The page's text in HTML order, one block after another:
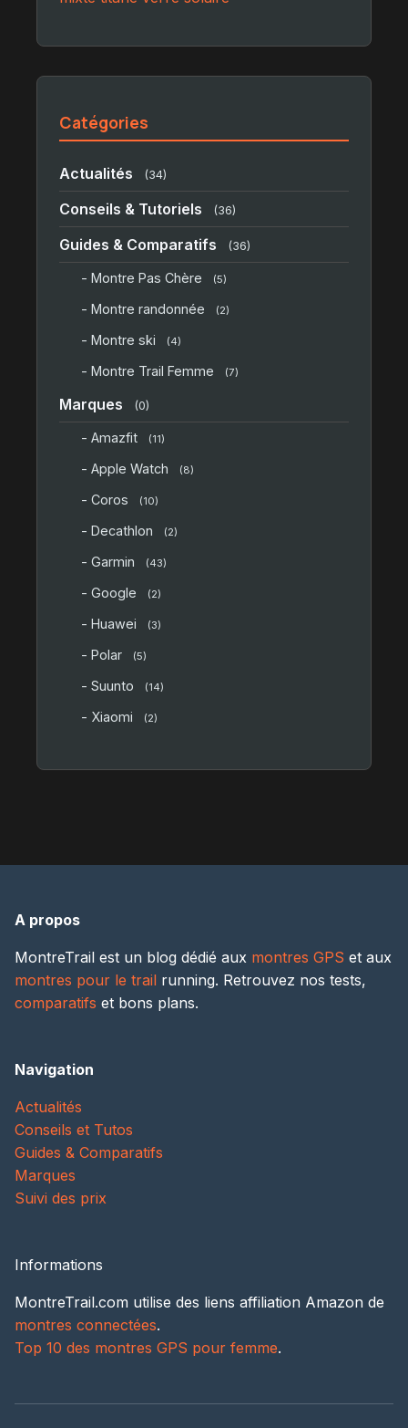
Catégories
Actualités (34)
Conseils & Tutoriels (36)
Guides & Comparatifs (36)
- Montre Pas Chère (5)
- Montre randonnée (2)
- Montre ski (4)
- Montre Trail Femme (7)
Marques (0)
- Amazfit (11)
- Apple Watch (8)
- Coros (10)
- Decathlon (2)
- Garmin (43)
- Google (2)
- Huawei (3)
- Polar (5)
- Suunto (14)
- Xiaomi (2)
A propos
MontreTrail est un blog dédié aux montres GPS et aux
montres pour le trail running. Retrouvez nos tests,
comparatifs et bons plans.
Navigation
Actualités
Conseils et Tutos
Guides & Comparatifs
Marques
Suivi des prix
Informations
MontreTrail.com utilise des liens affiliation Amazon de
montres connectées.
Top 10 des montres GPS pour femme.